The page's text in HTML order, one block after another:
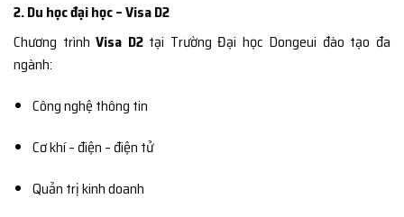
2. Du học đại học – Visa D2
Chương trìnhVisa D2tại Trường Đại học Dongeui đào tạo đa
ngành:
Công nghệ thông tin
Cơ khí – điện – điện tử
Quản trị kinh doanh